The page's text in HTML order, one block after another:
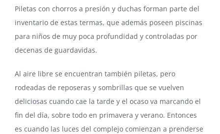
Piletas con chorros a presión y duchas forman parte del
inventario de estas termas, que además poseen piscinas
para niños de muy poca profundidad y controladas por
decenas de guardavidas.
Al aire libre se encuentran también piletas, pero
rodeadas de reposeras y sombrillas que se vuelven
deliciosas cuando cae la tarde y el ocaso va marcando el
fin del día, sobre todo en primavera y verano. Entonces
es cuando las luces del complejo comienzan a prenderse